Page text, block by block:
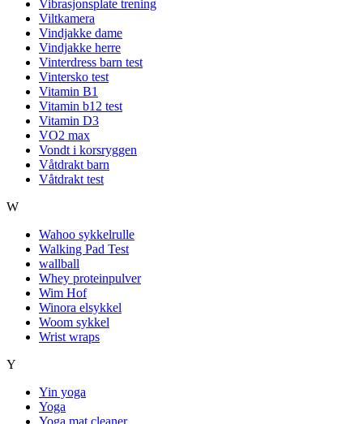
Vibrasjonsplate trening
Viltkamera
Vindjakke dame
Vindjakke herre
Vinterdress barn test
Vintersko test
Vitamin B1
Vitamin b12 test
Vitamin D3
VO2 max
Vondt i korsryggen
Våtdrakt barn
Våtdrakt test
W
Wahoo sykkelrulle
Walking Pad Test
wallball
Whey proteinpulver
Wim Hof
Winora elsykkel
Woom sykkel
Wrist wraps
Y
Yin yoga
Yoga
Yoga mat cleaner